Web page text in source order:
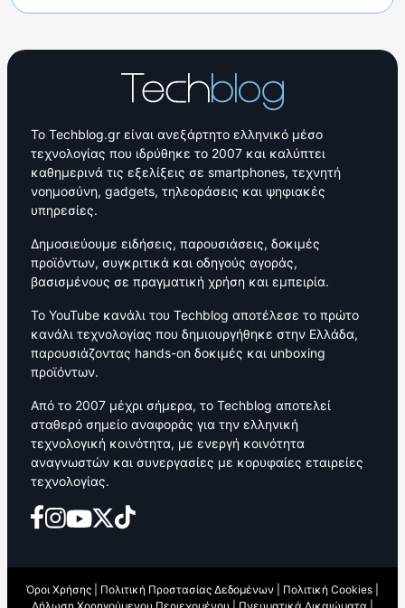
Το Techblog.gr είναι ανεξάρτητο ελληνικό μέσο
τεχνολογίας που ιδρύθηκε το 2007 και καλύπτει
καθημερινά τις εξελίξεις σε smartphones, τεχνητή
νοημοσύνη, gadgets, τηλεοράσεις και ψηφιακές
υπηρεσίες.
Δημοσιεύουμε ειδήσεις, παρουσιάσεις, δοκιμές
προϊόντων, συγκριτικά και οδηγούς αγοράς,
βασισμένους σε πραγματική χρήση και εμπειρία.
Το YouTube κανάλι του Techblog αποτέλεσε το πρώτο
κανάλι τεχνολογίας που δημιουργήθηκε στην Ελλάδα,
παρουσιάζοντας hands-on δοκιμές και unboxing
προϊόντων.
Από το 2007 μέχρι σήμερα, το Techblog αποτελεί
σταθερό σημείο αναφοράς για την ελληνική
τεχνολογική κοινότητα, με ενεργή κοινότητα
αναγνωστών και συνεργασίες με κορυφαίες εταιρείες
τεχνολογίας.
Όροι Χρήσης Πολιτική Προστασίας Δεδομένων Πολιτική Cookies